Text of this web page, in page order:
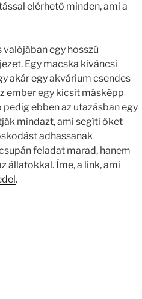
elérhető minden, ami a
egy hosszú
Egy macska kíváncsi
akár egy akvárium csendes
ember egy kicsit másképp
ebben az utazásban egy
mindazt, ami segíti őket
adhassanak
feladat marad, hanem
állatokkal. Íme, a link, ami
.